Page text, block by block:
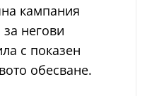
кампания
негови
с показен
обесване.